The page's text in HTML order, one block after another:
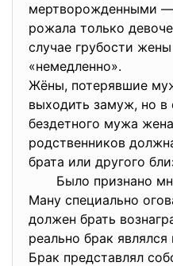
мертворожденными —
рожала только
случае грубости
«немедленно».
Жёны, потерявшие
выходить замуж, но в
бездетного мужа
родственников
брата или другого
Было признано
Ману специально
должен брать
реально брак
Брак представлял